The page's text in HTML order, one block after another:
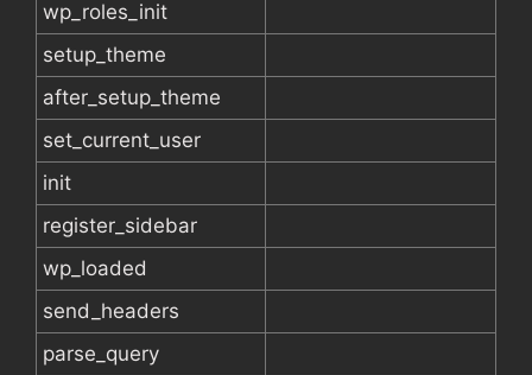
wp_roles_init
setup_theme
after_setup_theme
set_current_user
init
register_sidebar
wp_loaded
send_headers
parse_query